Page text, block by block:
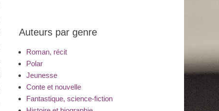
Auteurs par genre
Roman, récit
Polar
Jeunesse
Conte et nouvelle
Fantastique, science-fiction